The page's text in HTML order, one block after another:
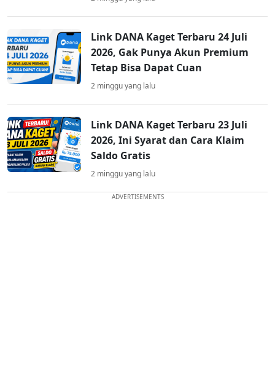
Link DANA Kaget Terbaru 24 Juli
2026, Gak Punya Akun Premium
Tetap Bisa Dapat Cuan
2 minggu yang lalu
Link DANA Kaget Terbaru 23 Juli
2026, Ini Syarat dan Cara Klaim
Saldo Gratis
2 minggu yang lalu
ADVERTISEMENTS